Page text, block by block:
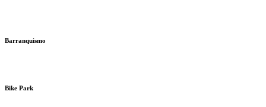
Barranquismo
Bike Park